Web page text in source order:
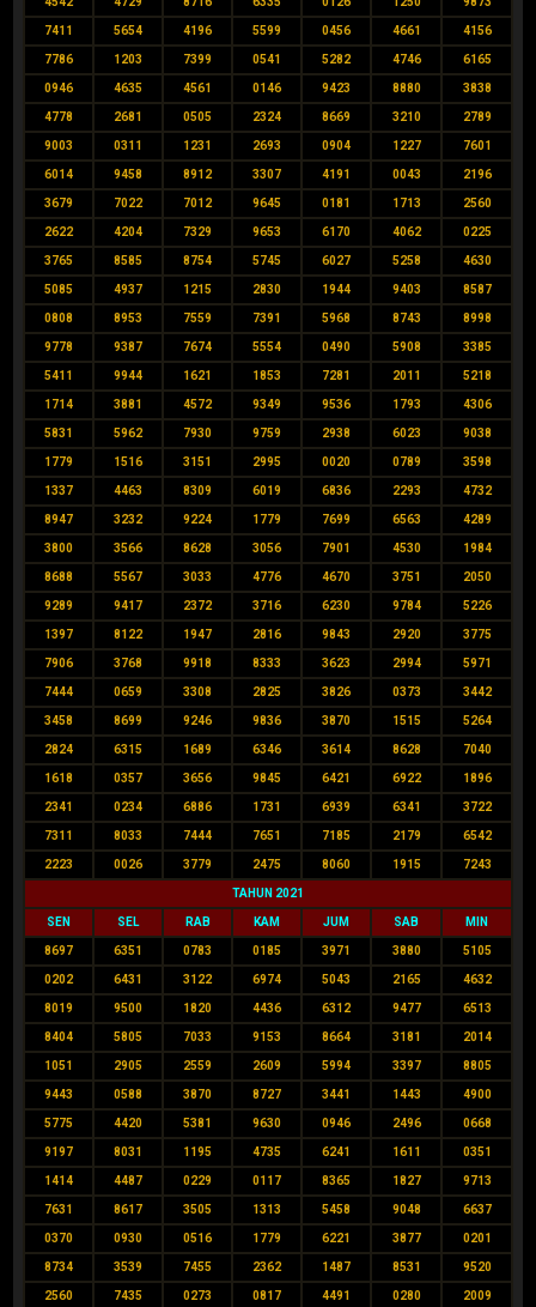
7411 5654 4196 5599 0456 4661 4156
7786 1203 7399 0541 5282 4746 6165
0946 4635 4561 0146 9423 8880 3838
4778 2681 0505 2324 8669 3210 2789
9003 0311 1231 2693 0904 1227 7601
6014 9458 8912 3307 4191 0043 2196
3679 7022 7012 9645 0181 1713 2560
2622 4204 7329 9653 6170 4062 0225
3765 8585 8754 5745 6027 5258 4630
5085 4937 1215 2830 1944 9403 8587
0808 8953 7559 7391 5968 8743 8998
9778 9387 7674 5554 0490 5908 3385
5411 9944 1621 1853 7281 2011 5218
1714 3881 4572 9349 9536 1793 4306
5831 5962 7930 9759 2938 6023 9038
1779 1516 3151 2995 0020 0789 3598
1337 4463 8309 6019 6836 2293 4732
8947 3232 9224 1779 7699 6563 4289
3800 3566 8628 3056 7901 4530 1984
8688 5567 3033 4776 4670 3751 2050
9289 9417 2372 3716 6230 9784 5226
1397 8122 1947 2816 9843 2920 3775
7906 3768 9918 8333 3623 2994 5971
7444 0659 3308 2825 3826 0373 3442
3458 8699 9246 9836 3870 1515 5264
2824 6315 1689 6346 3614 8628 7040
1618 0357 3656 9845 6421 6922 1896
2341 0234 6886 1731 6939 6341 3722
7311 8033 7444 7651 7185 2179 6542
2223 0026 3779 2475 8060 1915 7243
TAHUN 2021
SEN SEL RAB KAM JUM SAB MIN
8697 6351 0783 0185 3971 3880 5105
0202 6431 3122 6974 5043 2165 4632
8019 9500 1820 4436 6312 9477 6513
8404 5805 7033 9153 8664 3181 2014
1051 2905 2559 2609 5994 3397 8805
9443 0588 3870 8727 3441 1443 4900
5775 4420 5381 9630 0946 2496 0668
9197 8031 1195 4735 6241 1611 0351
1414 4487 0229 0117 8365 1827 9713
7631 8617 3505 1313 5458 9048 6637
0370 0930 0516 1779 6221 3877 0201
8734 3539 7455 2362 1487 8531 9520
2560 7435 0273 0817 4491 0280 2009